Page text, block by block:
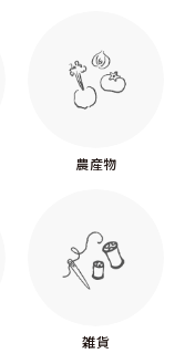
農産物
雑貨